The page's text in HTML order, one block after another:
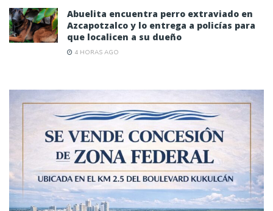
Abuelita encuentra perro extraviado en
Azcapotzalco y lo entrega a policías para
que localicen a su dueño
4 HORAS AGO